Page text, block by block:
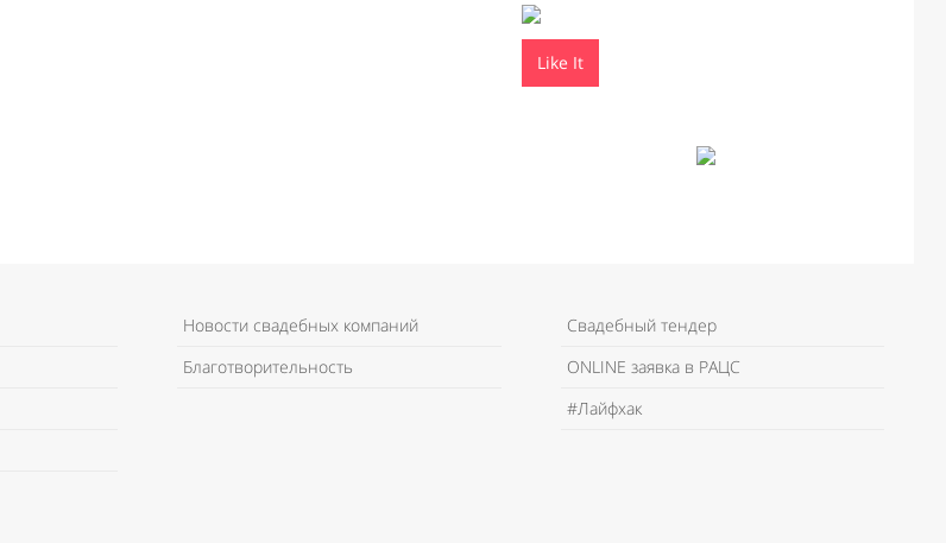
Like It
Новости свадебных компаний
Благотворительность
Свадебный тендер
ONLINE заявка в РАЦС
#Лайфхак